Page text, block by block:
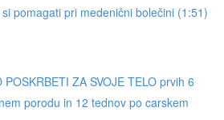
pomagati pri medenični bolečini (1:51)
POSKRBETI ZA SVOJE TELO prvih 6
porodu in 12 tednov po carskem